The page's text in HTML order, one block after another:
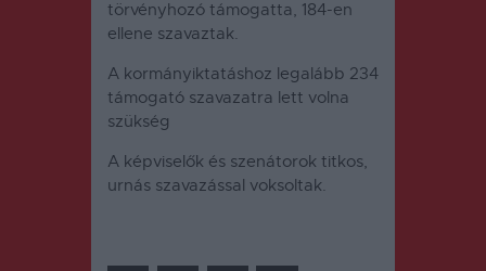
törvényhozó támogatta, 184-en
ellene szavaztak.
A kormányiktatáshoz legalább 234
támogató szavazatra lett volna
szükség
A képviselők és szenátorok titkos,
urnás szavazással voksoltak.